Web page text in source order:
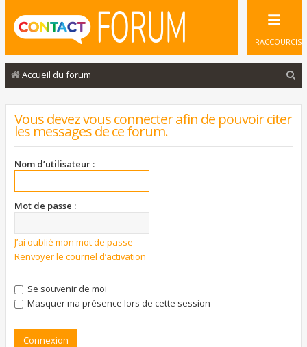
RACCOURCIS
Accueil du forum
Vous devez vous connecter afin de pouvoir citer
les messages de ce forum.
Nom d’utilisateur :
Mot de passe :
J’ai oublié mon mot de passe
Renvoyer le courriel d’activation
Se souvenir de moi
Masquer ma présence lors de cette session